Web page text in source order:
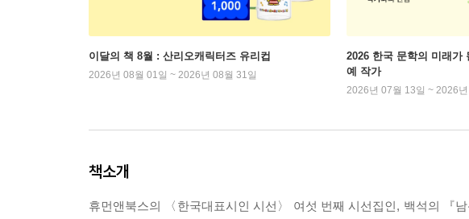
이달의 책 8월 : 산리오캐릭터즈 유리컵
2026년 08월 01일 ~ 2026년 08월 31일
2026 한국 문학의 미래가
예 작가
2026년 07월 13일 ~ 2026년
책소개
휴먼앤북스의 〈한국대표시인 시선〉 여섯 번째 시선집인, 백석의 『